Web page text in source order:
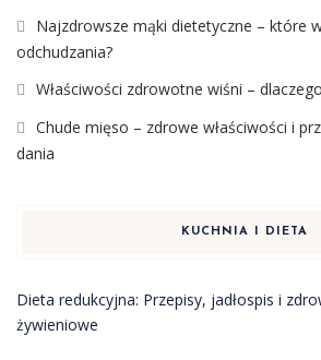
Najzdrowsze mąki dietetyczne – które
odchudzania?
Właściwości zdrowotne wiśni –
Chude mięso – zdrowe właściwości i
dania
KUCHNIA I DIETA
Dieta redukcyjna: Przepisy, jadłospis i
żywieniowe